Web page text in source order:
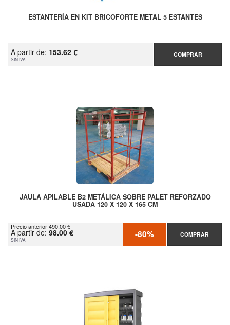
ESTANTERÍA EN KIT BRICOFORTE METAL 5 ESTANTES
A partir de: 153.62 €
SIN IVA
COMPRAR
JAULA APILABLE B2 METÁLICA SOBRE PALET REFORZADO
USADA 120 X 120 X 165 CM
Precio anterior 490.00 €
A partir de: 98.00 €
SIN IVA -80% COMPRAR